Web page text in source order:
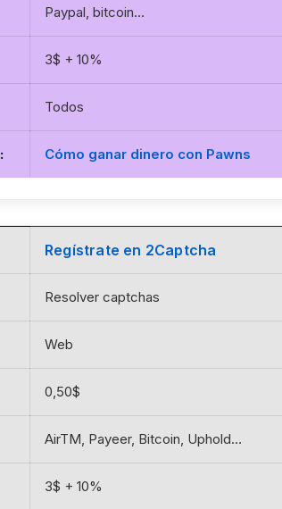
Paypal, bitcoin…
3$ + 10%
Todos
: Cómo ganar dinero con Pawns
Regístrate en 2Captcha
Resolver captchas
Web
0,50$
AirTM, Payeer, Bitcoin, Uphold…
3$ + 10%